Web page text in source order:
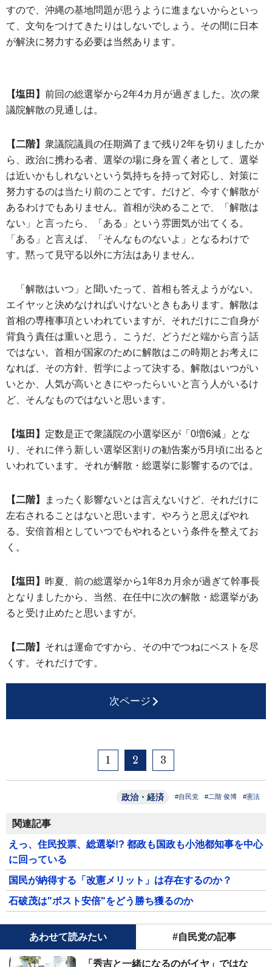
すので、沖縄の基地問題が思うように進まないからといっ
て、文句をつけてきたりはしないでしょう。その間に日本
が解決に努力する必要は当然あります。
【塩田】 前回の総選挙から2年4カ月が過ぎました。次の衆
議院解散の見通しは。
【二階】 衆議院議員の任期満了まで残り2年を切りましたか
ら、政治に携わる者、選挙の場に身を置く者として、選挙
は近いかもしれないという気持ちを持って対応し、対策に
努力するのは当たり前のことです。だけど、今すぐ解散が
あるわけでもありません。首相が決めることで、「解散は
ない」と言ったら、「ある」という雰囲気が出てくる。
「ある」と言えば、「そんなものないよ」となるわけで
す。黙って見守る以外に方法はありません。
「解散はいつ」と聞いたって、首相も答えようがない。
エイヤッと決めなければいけないときもあります。解散は
首相の専権事項といわれていますが、それだけにご自身が
背負う責任は重いと思う。こうだ、どうだと端から言う話
ではない。首相が国家のために解散はこの時期とお考えに
なれば、その方針、哲学によって決する。解散はいつがい
いとか、人気が高いときにやったらいいと言う人がいるけ
ど、そんなものではないと思います。
【塩田】 定数是正で衆議院の小選挙区が「0増6減」とな
り、それに伴う新しい選挙区割りの勧告案が5月頃に出ると
いわれています。それが解散・総選挙に影響するのでは。
【二階】
まったく影響ないとは言えないけど、それだけに
左右されることはないと思います。やろうと思えばやれ
る。安倍首相としていつでもやれるという条件を整えてお
く。
【塩田】 昨夏、前の総選挙から1年8カ月余が過ぎて幹事長
となりましたから、当然、在任中に次の解散・総選挙があ
ると受け止めたと思いますが。
【二階】 それは運命ですから、その中でつねにベストを尽
くす。それだけです。
次ページ
1 2 3
政治・経済 #自民党 #二階 俊博 #憲法
関連記事
えっ、住民投票、総選挙!? 都政も国政も小池都知事を中心
に回っている
国民が納得する「改憲メリット」は存在するのか？
石破茂は"ポスト安倍"をどう勝ち獲るのか
あわせて読みたい #自民党の記事
「秀吉と一緒になるのがイヤ」ではな